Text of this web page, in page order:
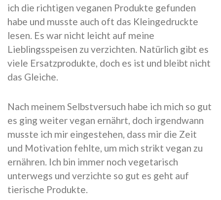
ich die richtigen veganen Produkte gefunden
habe und musste auch oft das Kleingedruckte
lesen. Es war nicht leicht auf meine
Lieblingsspeisen zu verzichten. Natürlich gibt es
viele Ersatzprodukte, doch es ist und bleibt nicht
das Gleiche.
Nach meinem Selbstversuch habe ich mich so gut
es ging weiter vegan ernährt, doch irgendwann
musste ich mir eingestehen, dass mir die Zeit
und Motivation fehlte, um mich strikt vegan zu
ernähren. Ich bin immer noch vegetarisch
unterwegs und verzichte so gut es geht auf
tierische Produkte.